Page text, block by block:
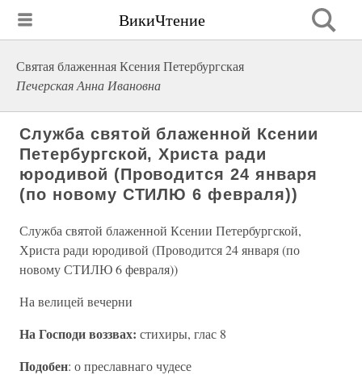
ВикиЧтение
Святая блаженная Ксения Петербургская
Печерская Анна Ивановна
Служба святой блаженной Ксении
Петербургской, Христа ради
юродивой (Проводится 24 января
(по новому СТИЛЮ 6 февраля))
Служба святой блаженной Ксении Петербургской,
Христа ради юродивой (Проводится 24 января (по
новому СТИЛЮ 6 февраля))
На велицей вечерни
На Господи воззвах: стихиры, глас 8
Подобен: о преславнаго чудесе